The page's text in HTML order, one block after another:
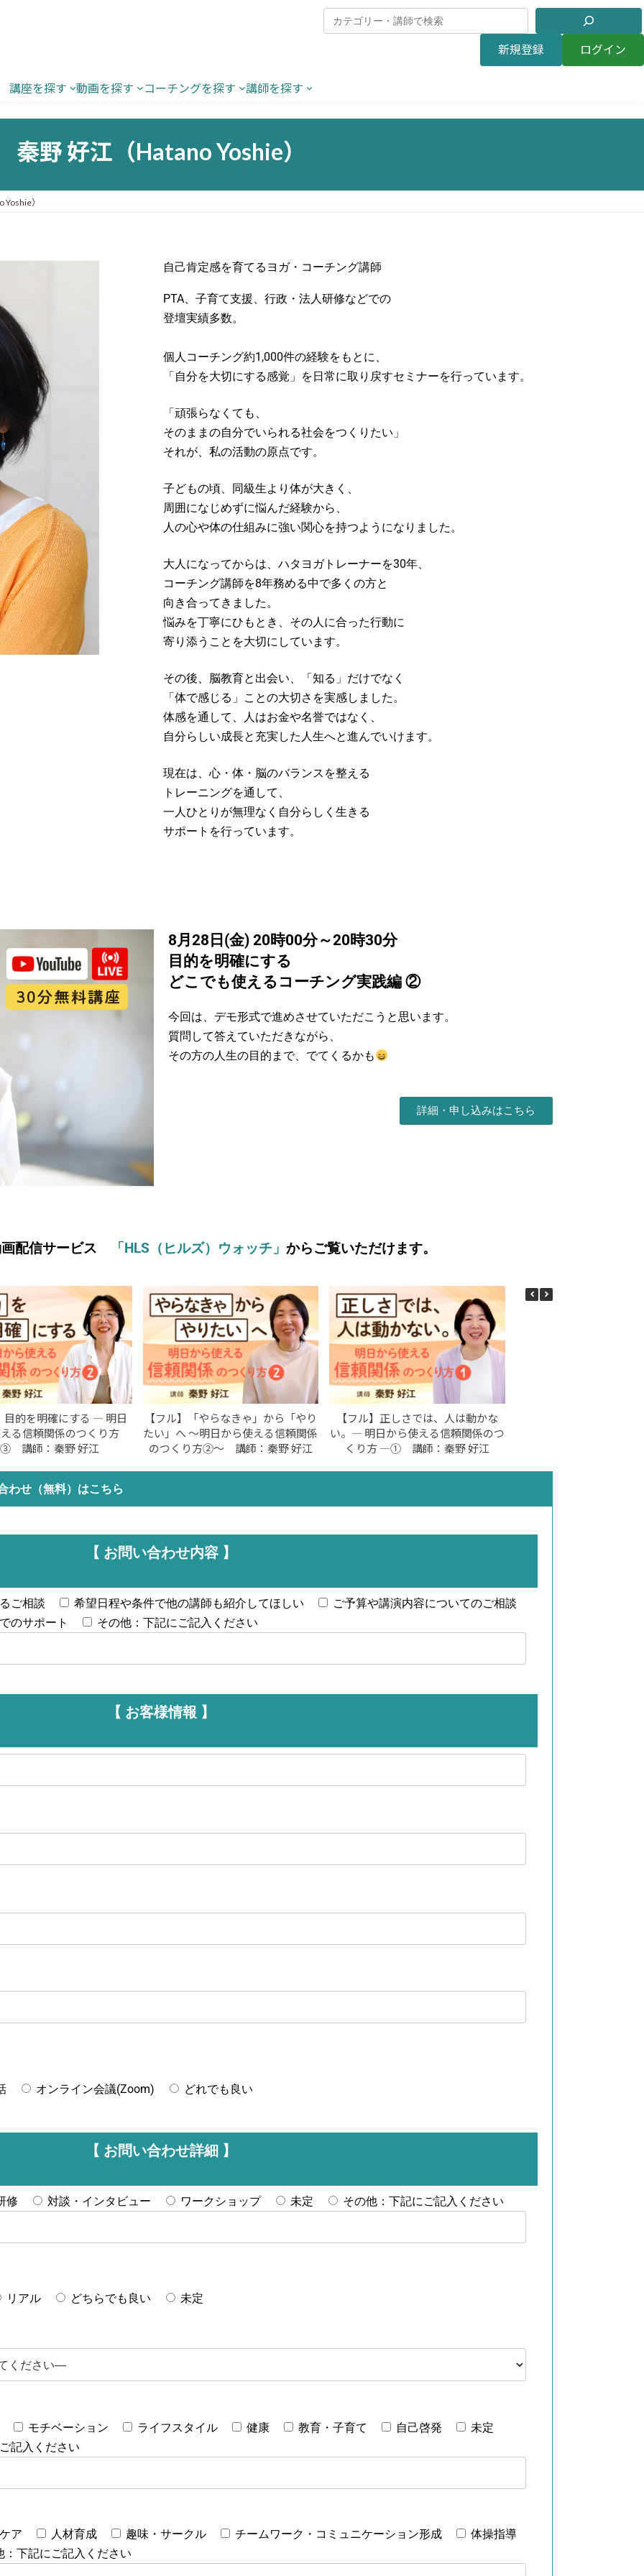
新規登録 ログイン
講座を探す 動画を探す コーチングを探す 講師を探す
秦野 好江（Hatano Yoshie）
）
自己肯定感を育てるヨガ・コーチング講師
PTA、子育て支援、行政・法人研修などでの
登壇実績多数。
個人コーチング約1,000件の経験をもとに、
「自分を大切にする感覚」を日常に取り戻すセミナーを行っています。
「頑張らなくても、
そのままの自分でいられる社会をつくりたい」
それが、私の活動の原点です。
子どもの頃、同級生より体が大きく、
周囲になじめずに悩んだ経験から、
人の心や体の仕組みに強い関心を持つようになりました。
大人になってからは、ハタヨガトレーナーを30年、
コーチング講師を8年務める中で多くの方と
向き合ってきました。
悩みを丁寧にひもとき、その人に合った行動に
寄り添うことを大切にしています。
その後、脳教育と出会い、「知る」だけでなく
「体で感じる」ことの大切さを実感しました。
体感を通して、人はお金や名誉ではなく、
自分らしい成長と充実した人生へと進んでいけます。
現在は、心・体・脳のバランスを整える
トレーニングを通して、
一人ひとりが無理なく自分らしく生きる
サポートを行っています。
8月28日(金) 20時00分～20時30分
目的を明確にする
どこでも使えるコーチング実践編 ②
今回は、デモ形式で進めさせていただこうと思います。
質問して答えていただきながら、
その方の人生の目的まで、でてくるかも
詳細・申し込みはこちら
画配信サービス 「HLS（ヒルズ）ウォッチ」 からご覧いただけます。
目的を明確にする ― 明日
る信頼関係のつくり方
講師：秦野 好江
【フル】「やらなきゃ」から「やり
たい」へ 〜明日から使える信頼関係
のつくり方②〜 講師：秦野 好江
【フル】正しさでは、人は動かな
い。― 明日から使える信頼関係のつ
くり方 ―① 講師：秦野 好江
わせ（無料）はこちら
【 お問い合わせ内容 】
ご相談 希望日程や条件で他の講師も紹介してほしい
ご予算や講演内容についてのご相談
のサポート
その他：下記にご記入ください
【 お客様情報 】
オンライン会議(Zoom) どれでも良い
【 お問い合わせ詳細 】
修 対談・インタビュー ワークショップ 未定 その他：下記にご記入ください
リアル どちらでも良い 未定
モチベーション ライフスタイル 健康 教育・子育て 自己啓発
未定
記入ください
ア 人材育成 趣味・サークル チームワーク・コミュニケーション形成
体操指導
：下記にご記入ください